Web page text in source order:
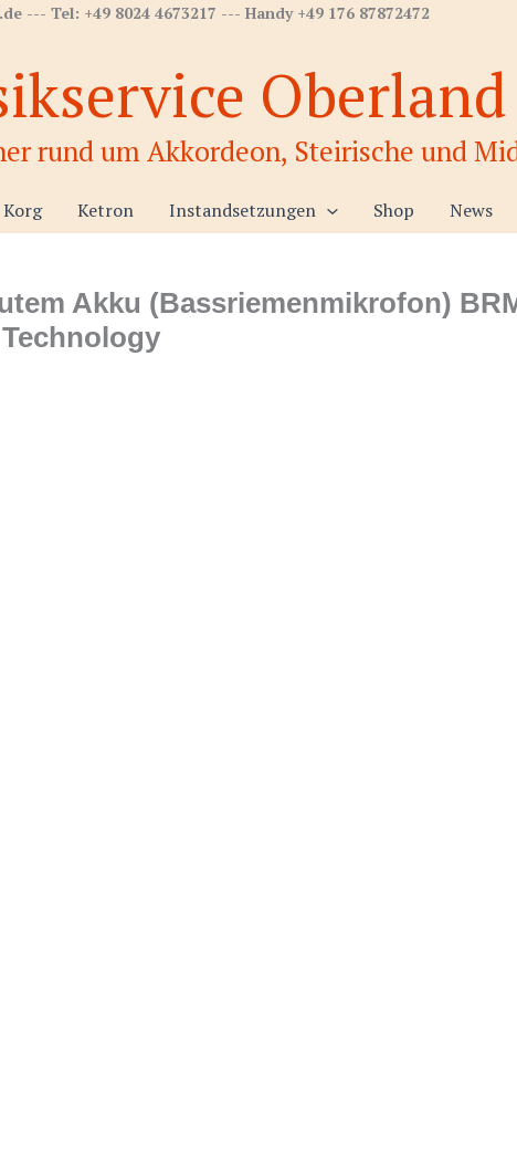
--- Tel: +49 8024 4673217 --- Handy +49 176 87872472
Oberland
rund um Akkordeon, Steirische und
Korg Ketron Instandsetzungen Shop News
Akku (Bassriemenmikrofon)
Technology